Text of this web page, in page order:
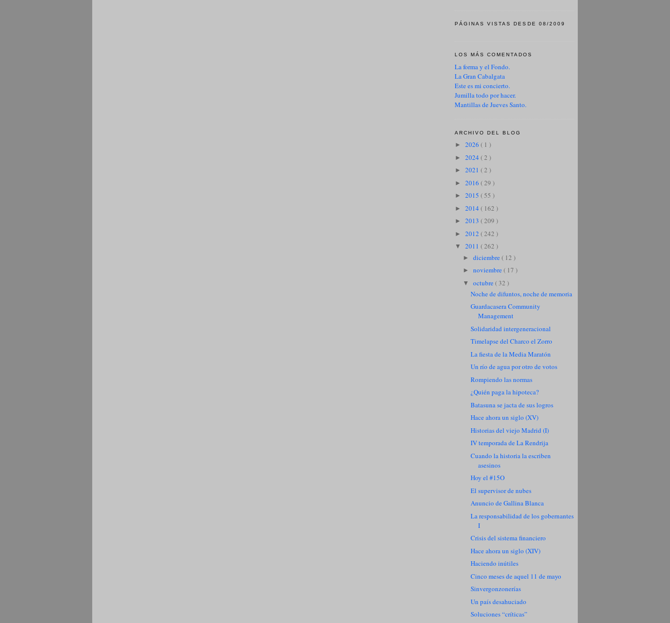
PÁGINAS VISTAS DESDE 08/2009
LOS MÁS COMENTADOS
La forma y el Fondo.
La Gran Cabalgata
Este es mi concierto.
Jumilla todo por hacer.
Mantillas de Jueves Santo.
ARCHIVO DEL BLOG
► 2026 ( 1 )
► 2024 ( 2 )
► 2021 ( 2 )
► 2016 ( 29 )
► 2015 ( 55 )
► 2014 ( 162 )
► 2013 ( 209 )
► 2012 ( 242 )
▼ 2011 ( 262 )
► diciembre( 12 )
► noviembre( 17 )
▼ octubre( 32 )
Noche de difuntos, noche de memoria
Guardacasera Community
Management
Solidaridad intergeneracional
Timelapse del Charco el Zorro
La fiesta de la Media Maratón
Un río de agua por otro de votos
Rompiendo las normas
¿Quién paga la hipoteca?
Batasuna se jacta de sus logros
Hace ahora un siglo (XV)
Historias del viejo Madrid (I)
IV temporada de La Rendrija
Cuando la historia la escriben
asesinos
Hoy el #15O
El supervisor de nubes
Anuncio de Gallina Blanca
La responsabilidad de los gobernantes
I
Crisis del sistema financiero
Hace ahora un siglo (XIV)
Haciendo inútiles
Cinco meses de aquel 11 de mayo
Sinvergonzonerías
Un país desahuciado
Soluciones “críticas”